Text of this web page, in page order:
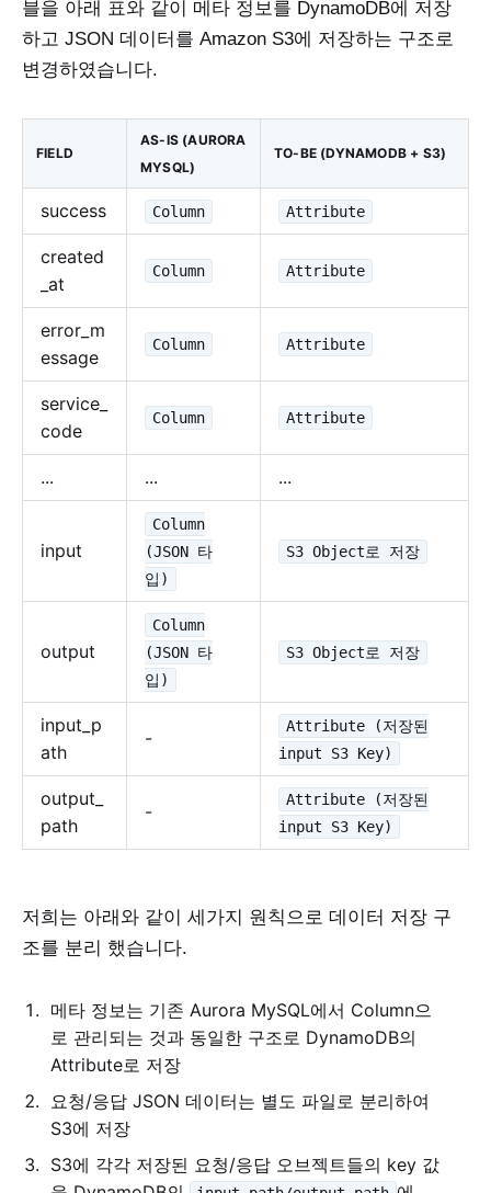
블을 아래 표와 같이 메타 정보를 DynamoDB에 저장
하고 JSON 데이터를 Amazon S3에 저장하는 구조로
변경하였습니다.
FIELD
AS-IS (AURORA
MYSQL)
TO-BE (DYNAMODB + S3)
success Column Attribute
created
_at
Column Attribute
error_m
essage
Column Attribute
service_
code
Column Attribute
... ... ...
input
Column
(JSON 타
입)
S3 Object로 저장
output
Column
(JSON 타
입)
S3 Object로 저장
input_p
ath
-
Attribute (저장된
input S3 Key)
output_
path
-
Attribute (저장된
input S3 Key)
저희는 아래와 같이 세가지 원칙으로 데이터 저장 구
조를 분리 했습니다.
메타 정보는 기존 Aurora MySQL에서 Column으
로 관리되는 것과 동일한 구조로 DynamoDB의
Attribute로 저장
요청/응답 JSON 데이터는 별도 파일로 분리하여
S3에 저장
S3에 각각 저장된 요청/응답 오브젝트들의 key 값